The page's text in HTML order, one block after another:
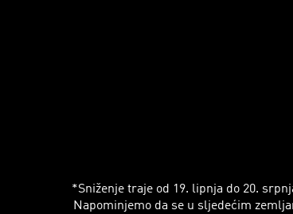
*Sniženje traje od 19. lipnja do 20.
Napominjemo da se u sljedećim